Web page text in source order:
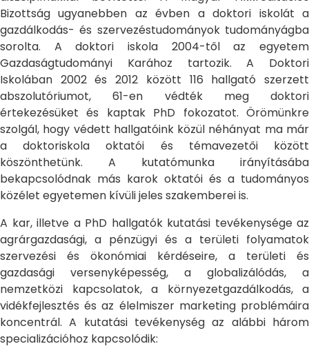
Bizottság ugyanebben az évben a doktori iskolát a
gazdálkodás- és szervezéstudományok tudományágba
sorolta. A doktori iskola 2004-től az egyetem
Gazdaságtudományi Karához tartozik. A Doktori
Iskolában 2002 és 2012 között 116 hallgató szerzett
abszolutóriumot, 61-en védték meg doktori
értekezésüket és kaptak PhD fokozatot. Örömünkre
szolgál, hogy védett hallgatóink közül néhányat ma már
a doktoriskola oktatói és témavezetői között
köszönthetünk. A kutatómunka irányításába
bekapcsolódnak más karok oktatói és a tudományos
közélet egyetemen kívüli jeles szakemberei is.
A kar, illetve a PhD hallgatók kutatási tevékenysége az
agrárgazdasági, a pénzügyi és a területi folyamatok
szervezési és ökonómiai kérdéseire, a területi és
gazdasági versenyképesség, a globalizálódás, a
nemzetközi kapcsolatok, a környezetgazdálkodás, a
vidékfejlesztés és az élelmiszer marketing problémáira
koncentrál. A kutatási tevékenység az alábbi három
specializációhoz kapcsolódik: